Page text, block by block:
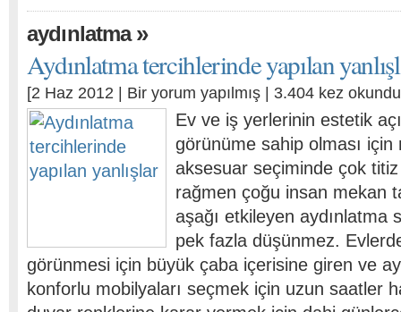
aydınlatma»
Aydınlatma tercihlerinde yapılan
[2 Haz 2012 | Bir yorum yapılmış | 3.404 kez
Ev ve iş yerlerinin estetik
görünüme sahip olması için
aksesuar seçiminde çok titiz
rağmen çoğu insan mekan
aşağı etkileyen aydınlatma
pek fazla düşünmez.
görünmesi için büyük çaba içerisine giren ve
konforlu mobilyaları seçmek için uzun saatler